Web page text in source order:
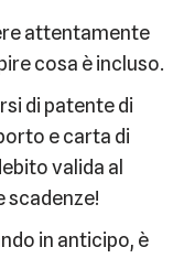
attentamente
cosa è incluso.
di patente di
e carta di
valida al
scadenze!
in anticipo, è